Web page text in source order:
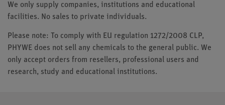
We only supply companies, institutions and educational
facilities. No sales to private individuals.
Please note: To comply with EU regulation 1272/2008 CLP,
PHYWE does not sell any chemicals to the general public. We
only accept orders from resellers, professional users and
research, study and educational institutions.